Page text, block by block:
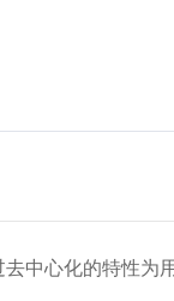
中心化的特性为